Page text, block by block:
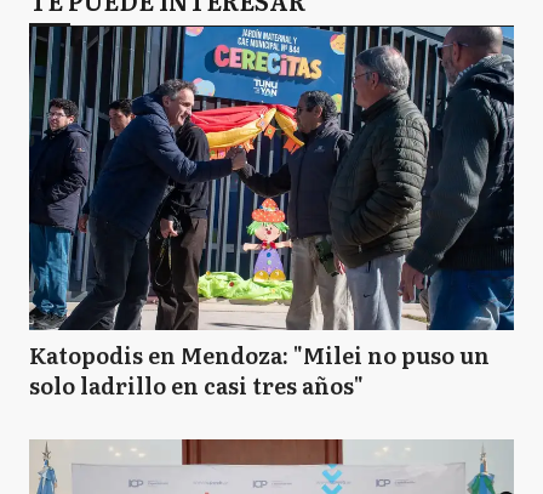
Katopodis en Mendoza: "Milei no puso un
solo ladrillo en casi tres años"